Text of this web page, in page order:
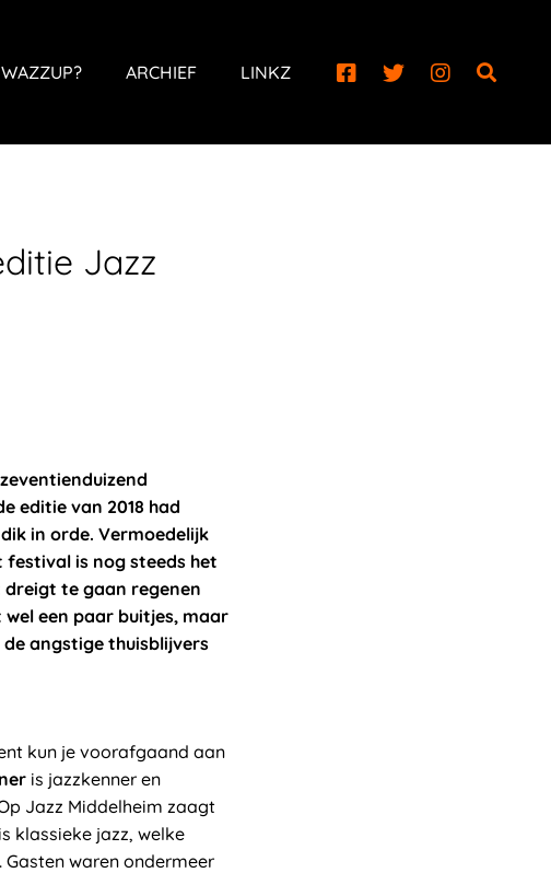
WAZZUP? ARCHIEF LINKZ
Jazz
editie van 2018 had
in orde. Vermoedelijk
festival is nog steeds het
dreigt te gaan regenen
een paar buitjes, maar
angstige thuisblijvers
kun je voorafgaand aan
is jazzkenner en
Jazz Middelheim zaagt
klassieke jazz, welke
waren ondermeer